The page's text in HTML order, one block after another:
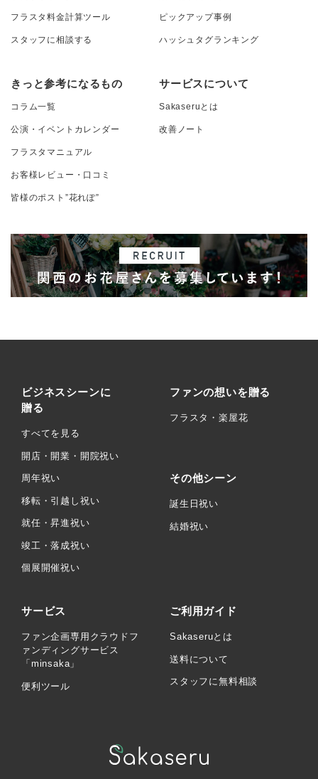
フラスタ料金計算ツール
スタッフに相談する
ピックアップ事例
ハッシュタグランキング
きっと参考になるもの
コラム一覧
公演・イベントカレンダー
フラスタマニュアル
お客様レビュー・口コミ
皆様のポスト”花れぽ”
サービスについて
Sakaseruとは
改善ノート
ビジネスシーンに
贈る
すべてを見る
開店・開業・開院祝い
周年祝い
移転・引越し祝い
就任・昇進祝い
竣工・落成祝い
個展開催祝い
ファンの想いを贈る
フラスタ・楽屋花
その他シーン
誕生日祝い
結婚祝い
サービス
ファン企画専用クラウドフ
ァンディングサービス
「minsaka」
便利ツール
ご利用ガイド
Sakaseruとは
送料について
スタッフに無料相談